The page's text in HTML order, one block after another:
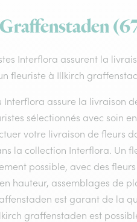
Interflora assurent la
fleuriste à Illkirch
Interflora assure la livraison
sélectionnés avec soin
votre livraison de fleurs
la collection Interflora. Un
possible, avec des
hauteur, assemblages de
est garant de la
graffenstaden est